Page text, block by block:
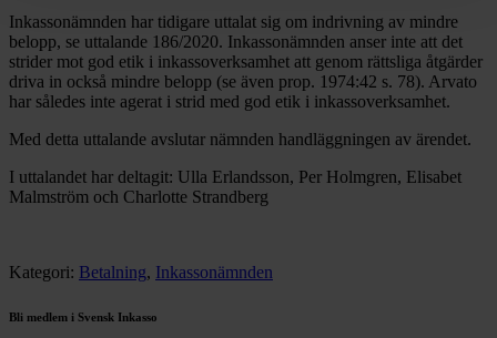
Inkassonämnden har tidigare uttalat sig om indrivning av mindre
belopp, se uttalande 186/2020. Inkassonämnden anser inte att det
strider mot god etik i inkassoverksamhet att genom rättsliga åtgärder
driva in också mindre belopp (se även prop. 1974:42 s. 78). Arvato
har således inte agerat i strid med god etik i inkassoverksamhet.
Med detta uttalande avslutar nämnden handläggningen av ärendet.
I uttalandet har deltagit: Ulla Erlandsson, Per Holmgren, Elisabet
Malmström och Charlotte Strandberg
Kategori: Betalning, Inkassonämnden
Bli medlem i Svensk Inkasso